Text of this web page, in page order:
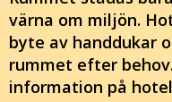
värna om miljön.
byte av handdukar
rummet efter
information på